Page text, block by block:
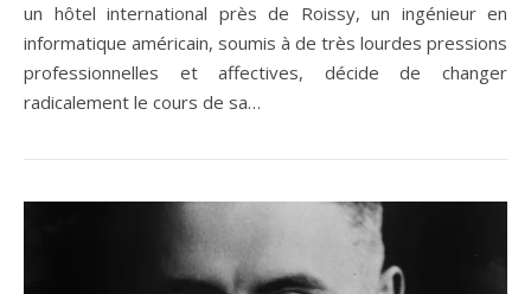
un hôtel international près de Roissy, un ingénieur en
informatique américain, soumis à de très lourdes pressions
professionnelles et affectives, décide de changer
radicalement le cours de sa…